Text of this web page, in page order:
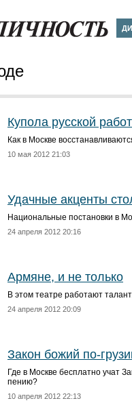
Купола русской
Как в Москве
10 мая 2012 21:03
Удачные акценты
Национальные постановки в
24 апреля 2012 20:16
Армяне, и не только
В этом театре работают
24 апреля 2012 20:09
Закон божий по-
Где в Москве бесплатно учат
пению?
10 апреля 2012 22:13